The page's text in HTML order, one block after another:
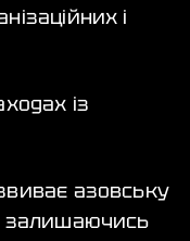
і
із
азовську
залишаючись